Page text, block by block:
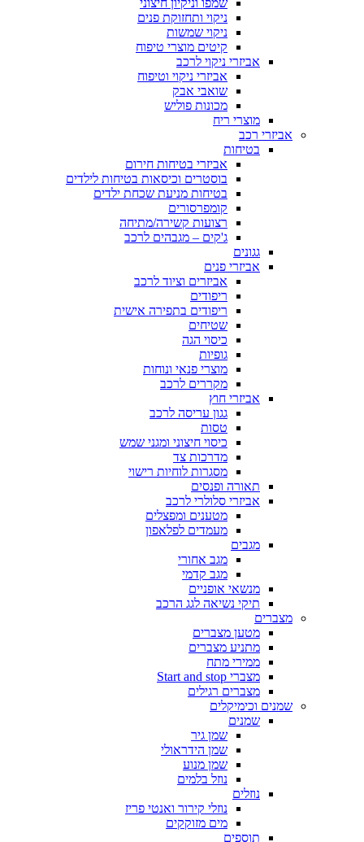
שמפו וניקיון חיצוני
ניקוי ותחזוקת פנים
ניקוי שמשות
קיטים מוצרי טיפוח
אביזרי ניקוי לרכב
אביזרי ניקוי וטיפוח
שואבי אבק
מכונות פוליש
מוצרי ריח
אביזרי רכב
בטיחות
אביזרי בטיחות חירום
בוסטרים וכיסאות בטיחות לילדים
בטיחות מניעת שכחת ילדים
קומפרסורים
רצועות קשירה/מתיחה
ג'קים – מגבהים לרכב
גגונים
אביזרי פנים
אביזרים וציוד לרכב
ריפודים
ריפודים בתפירה אישית
שטיחים
כיסוי הגה
גופיות
מוצרי פנאי ונוחות
מקררים לרכב
אביזרי חוץ
גגון עריסה לרכב
טסות
כיסוי חיצוני ומגני שמש
מדרכות צד
מסגרות לוחיות רישוי
תאורה ופנסים
אביזרי סלולרי לרכב
מטענים ומפצלים
מעמדים לפלאפון
מגבים
מגב אחורי
מגב קדמי
מנשאי אופניים
תיקי נשיאה לגג הרכב
מצברים
מטען מצברים
מתניע מצברים
ממירי מתח
מצברי Start and stop
מצברים רגילים
שמנים וכימיקלים
שמנים
שמן גיר
שמן הידראולי
שמן מנוע
נוזל בלמים
נוזלים
נוזלי קירור ואנטי פריז
מים מזוקקים
תוספים